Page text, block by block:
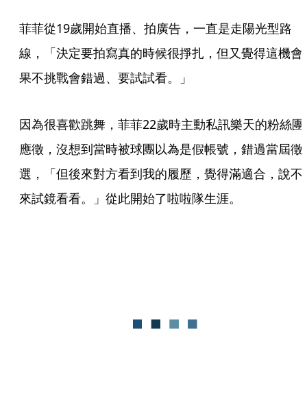
菲菲從19歲開始直播、拍廣告，一直是走陽光型路
線，「決定要拍寫真的時候很掙扎，但又覺得這機會
果不挑戰會錯過、要試試看。」
因為很喜歡跳舞，菲菲22歲時主動私訊樂天的粉絲團
應徵，沒想到當時被球團以為是假帳號，錯過當屆徵
選，「但後來對方看到我的履歷，覺得滿適合，說不
來試鏡看看。」從此開始了啦啦隊生涯。